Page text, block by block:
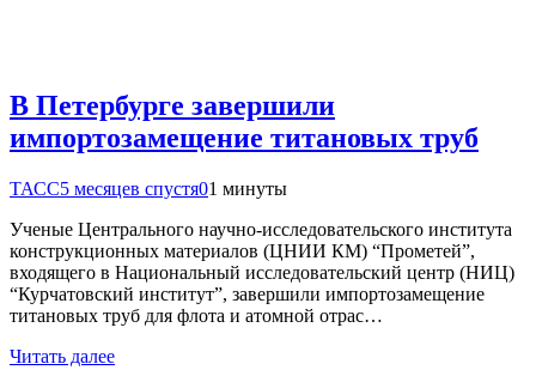
В Петербурге завершили
импортозамещение титановых труб
ТАСС5 месяцев спустя01 минуты
Ученые Центрального научно-исследовательского института
конструкционных материалов (ЦНИИ КМ) “Прометей”,
входящего в Национальный исследовательский центр (НИЦ)
“Курчатовский институт”, завершили импортозамещение
титановых труб для флота и атомной отрас…
Читать далее